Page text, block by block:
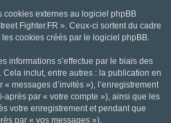
cookies externes au logiciel phpBB
Fighter.FR ». Ceux-ci sortent du cadre
cookies créés par le logiciel phpBB.
informations s’effectue par le biais des
inclut, entre autres : la publication en
messages d’invités »), l’enregistrement
après par « votre compte »), ainsi que les
votre enregistrement et pendant que
par « vos messages »).